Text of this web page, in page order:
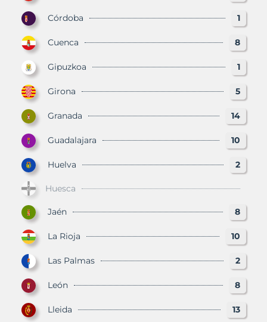
Córdoba 1
Cuenca 8
Gipuzkoa 1
Girona 5
Granada 14
Guadalajara 10
Huelva 2
Huesca
Jaén 8
La Rioja 10
Las Palmas 2
León 8
Lleida 13